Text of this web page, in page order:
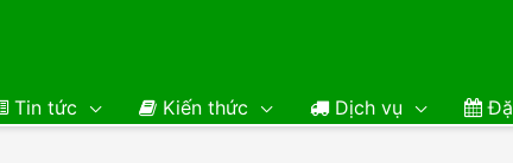
Tin tức Kiến thức Dịch vụ